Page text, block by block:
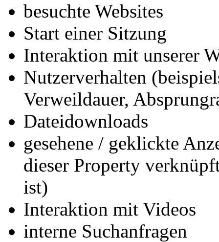
besuchte Websites
Start einer Sitzung
Interaktion mit unserer
Nutzerverhalten
Verweildauer,
Dateidownloads
gesehene / geklickte
dieser Property
ist)
Interaktion mit Videos
interne Suchanfragen